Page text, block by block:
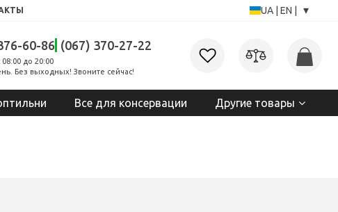
UA EN ▾
60-86 (067) 370-27-22
до 20:00
Без выходных! Звоните сейчас!
Все для консервации Другие товары